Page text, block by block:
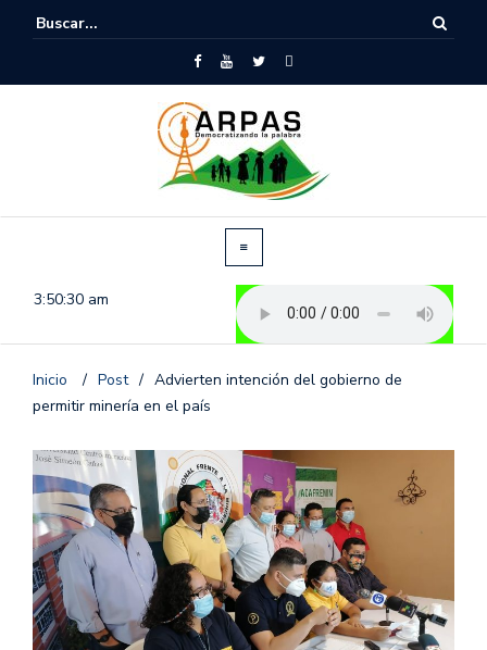
3:50:31 am
Inicio / Post / Advierten intención del gobierno de
permitir minería en el país